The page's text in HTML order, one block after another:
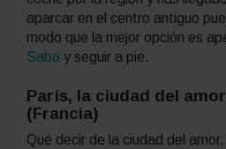
aparcar en el centro antiguo
modo que la mejor opción es
Saba y seguir a pie.
París, la ciudad del
(Francia)
Qué decir de la ciudad del